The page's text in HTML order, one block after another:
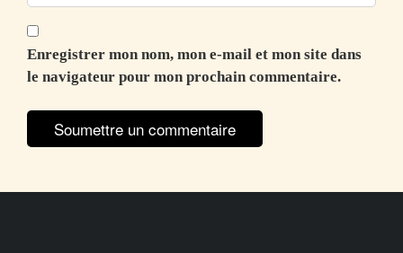
Enregistrer mon nom, mon e-mail et mon site dans
le navigateur pour mon prochain commentaire.